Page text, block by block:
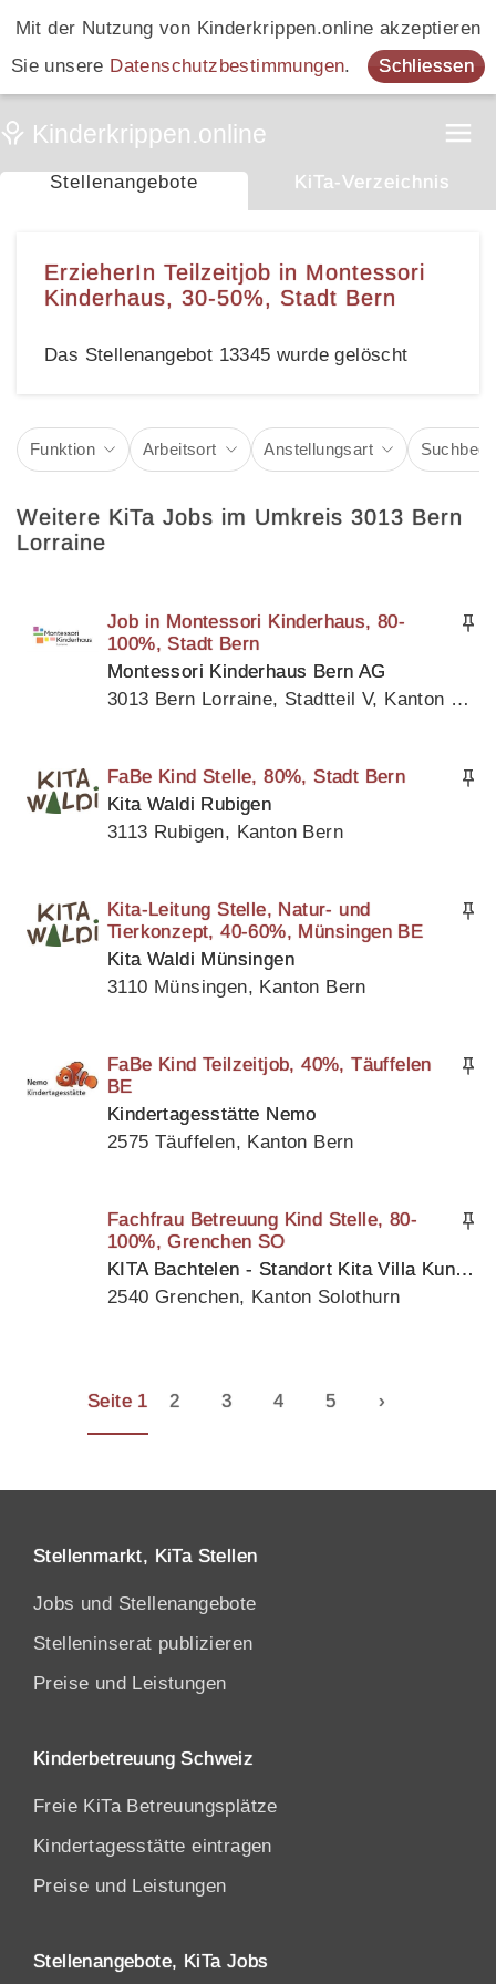
Mit der Nutzung von Kinderkrippen.online akzeptieren
Sie unsere Datenschutzbestimmungen. Schliessen
Stellenangebote KiTa-Verzeichnis
ErzieherIn Teilzeitjob in Montessori
Kinderhaus, 30-50%, Stadt Bern
Das Stellenangebot 13345 wurde gelöscht
Funktion Arbeitsort Anstellungsart
Weitere KiTa Jobs im Umkreis 3013 Bern
Lorraine
Job in Montessori Kinderhaus, 80-
100%, Stadt Bern
Montessori Kinderhaus Bern AG
3013 Bern Lorraine, Stadtteil V, Kanton Bern
FaBe Kind Stelle, 80%, Stadt Bern
Kita Waldi Rubigen
3113 Rubigen, Kanton Bern
Kita-Leitung Stelle, Natur- und
Tierkonzept, 40-60%, Münsingen BE
Kita Waldi Münsingen
3110 Münsingen, Kanton Bern
FaBe Kind Teilzeitjob, 40%, Täuffelen
BE
Kindertagesstätte Nemo
2575 Täuffelen, Kanton Bern
Fachfrau Betreuung Kind Stelle, 80-
100%, Grenchen SO
KITA Bachtelen - Standort Kita Villa Kunterbunt
2540 Grenchen, Kanton Solothurn
Seite 1 2 3 4 5 ›
Stellenmarkt, KiTa Stellen
Jobs und Stellenangebote
Stelleninserat publizieren
Preise und Leistungen
Kinderbetreuung Schweiz
Freie KiTa Betreuungsplätze
Kindertagesstätte eintragen
Preise und Leistungen
Stellenangebote, KiTa Jobs